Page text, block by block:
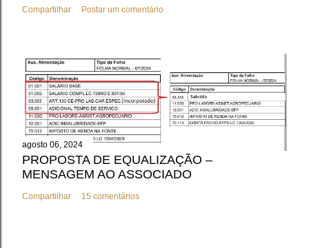
Compartilhar Postar um comentário
agosto 06, 2024
PROPOSTA DE EQUALIZAÇÃO –
MENSAGEM AO ASSOCIADO
Compartilhar 15 comentários